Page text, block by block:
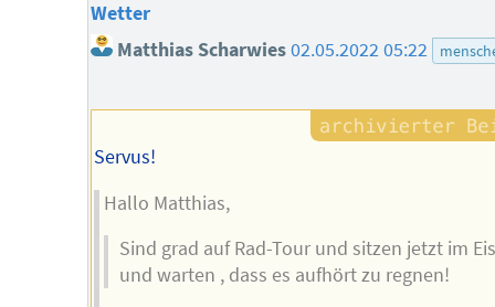
Wetter
Matthias Scharwies02.05.2022 05:22
Servus!
Hallo Matthias,
Sind grad auf Rad-Tour und sitzen jetzt im
und warten , dass es aufhört zu regnen!